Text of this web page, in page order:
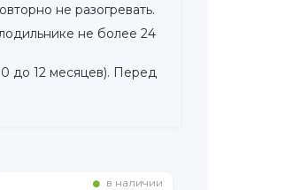
не разогревать.
не более 24
до 12 месяцев). Перед
в наличии